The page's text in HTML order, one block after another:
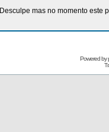
Desculpe mas no momento este
Powered by